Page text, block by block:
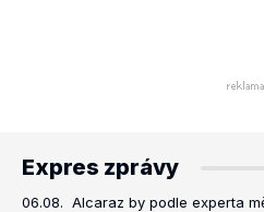
Expres zprávy
06.08. Alcaraz by podle experta